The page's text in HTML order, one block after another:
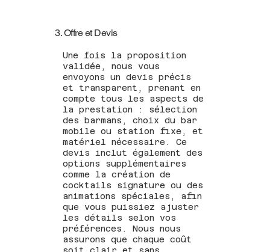
3. Offre et Devis
Une fois la proposition
validée, nous vous
envoyons un devis précis
et transparent, prenant en
compte tous les aspects de
la prestation : sélection
des barmans, choix du bar
mobile ou station fixe, et
matériel nécessaire. Ce
devis inclut également des
options supplémentaires
comme la création de
cocktails signature ou des
animations spéciales, afin
que vous puissiez ajuster
les détails selon vos
préférences. Nous nous
assurons que chaque coût